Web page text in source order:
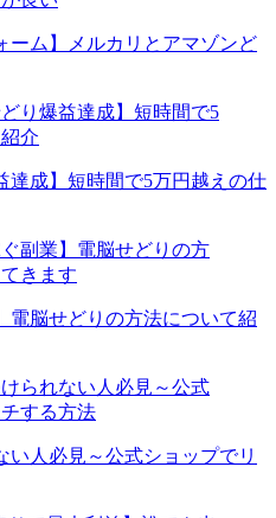
ーム】メルカリとアマゾンど
達成】短時間で5万円越えの仕
電脳せどりの方法について紹
い人必見～公式ショップでリ